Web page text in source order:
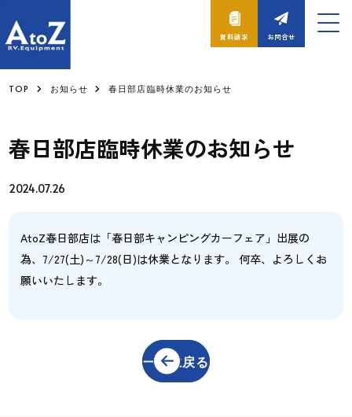
資料請求 お問合せ
TOP お知らせ 春日部店臨時休業のお知らせ
春日部店臨時休業のお知らせ
2024.07.26
AtoZ春日部店は「春日部キャンピングカーフェア」出展の
為、7/27(土)～7/28(日)は休業となります。 何卒、よろしくお
願いいたします。
一覧に戻る